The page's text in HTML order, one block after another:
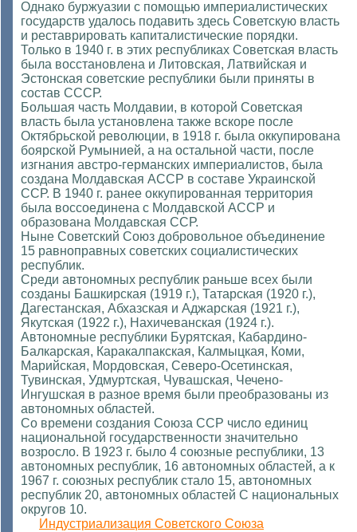
Однако буржуазии с помощью империалистических
государств удалось подавить здесь Советскую власть
и реставрировать капиталистические порядки.
Только в 1940 г. в этих республиках Советская власть
была восстановлена и Литовская, Латвийская и
Эстонская советские республики были приняты в
состав СССР.
Большая часть Молдавии, в которой Советская
власть была установлена также вскоре после
Октябрьской революции, в 1918 г. была оккупирована
боярской Румынией, а на остальной части, после
изгнания австро-германских империалистов, была
создана Молдавская АССР в составе Украинской
ССР. В 1940 г. ранее оккупированная территория
была воссоединена с Молдавской АССР и
образована Молдавская ССР.
Ныне Советский Союз добровольное объединение
15 равноправных советских социалистических
республик.
Среди автономных республик раньше всех были
созданы Башкирская (1919 г.), Татарская (1920 г.),
Дагестанская, Абхазская и Аджарская (1921 г.),
Якутская (1922 г.), Нахичеванская (1924 г.).
Автономные республики Бурятская, Кабардино-
Балкарская, Каракалпакская, Калмыцкая, Коми,
Марийская, Мордовская, Северо-Осетинская,
Тувинская, Удмуртская, Чувашская, Чечено-
Ингушская в разное время были преобразованы из
автономных областей.
Со времени создания Союза ССР число единиц
национальной государственности значительно
возросло. В 1923 г. было 4 союзные республики, 13
автономных республик, 16 автономных областей, а к
1967 г. союзных республик стало 15, автономных
республик 20, автономных областей C национальных
округов 10.
Индустриализация Советского Союза